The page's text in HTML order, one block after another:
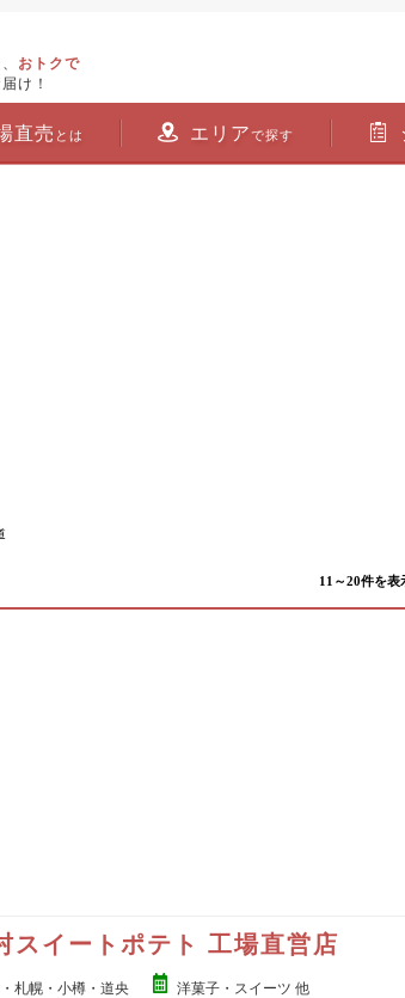
おトクで
け！
直売 とは エリアで探す
11～20件を表
スイートポテト 工場直営店
札幌・小樽・道央 洋菓子・スイーツ 他